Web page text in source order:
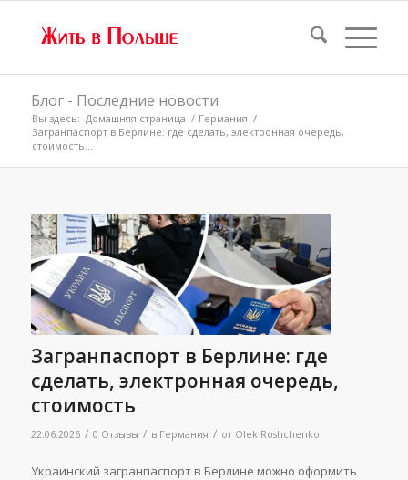
Блог - Последние новости
Вы здесь: Домашняя страница / Германия /
Загранпаспорт в Берлине: где сделать, электронная очередь,
стоимость...
Загранпаспорт в Берлине: где
сделать, электронная очередь,
стоимость
22.06.2026 / 0 Отзывы / в Германия / от Olek Roshchenko
Украинский загранпаспорт в Берлине можно оформить